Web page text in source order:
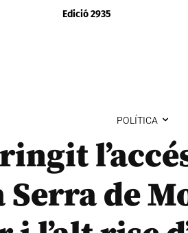
Edició 2935
POLÍTICA
Serra de